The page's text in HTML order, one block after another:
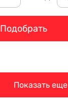
Подобрать
Показать еще